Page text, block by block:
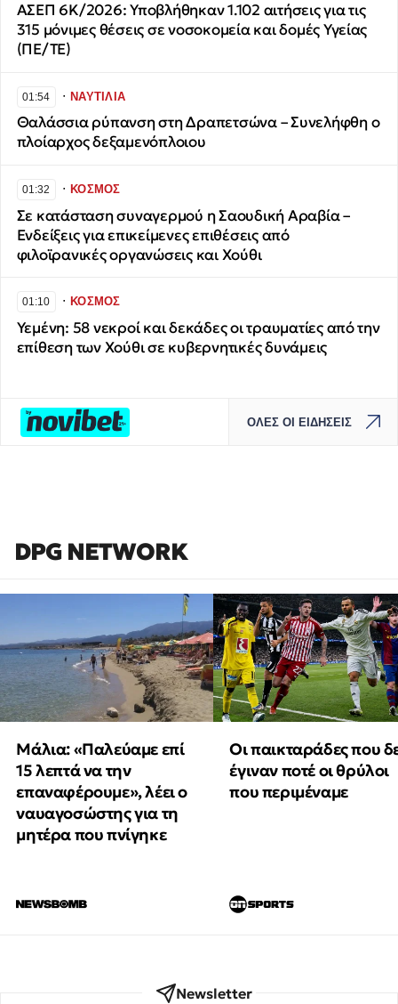
ΑΣΕΠ 6Κ/2026: Υποβλήθηκαν 1.102 αιτήσεις για τις
315 μόνιμες θέσεις σε νοσοκομεία και δομές Υγείας
(ΠΕ/ΤΕ)
01:54 ∙ΝΑΥΤΙΛΙΑ
Θαλάσσια ρύπανση στη Δραπετσώνα – Συνελήφθη ο
πλοίαρχος δεξαμενόπλοιου
01:32 ∙ΚΟΣΜΟΣ
Σε κατάσταση συναγερμού η Σαουδική Αραβία –
Ενδείξεις για επικείμενες επιθέσεις από
φιλοϊρανικές οργανώσεις και Χούθι
01:10 ∙ΚΟΣΜΟΣ
Υεμένη: 58 νεκροί και δεκάδες οι τραυματίες από την
επίθεση των Χούθι σε κυβερνητικές δυνάμεις
ΟΛΕΣ ΟΙ ΕΙΔΗΣΕΙΣ
DPG NETWORK
Μάλια: «Παλεύαμε επί
15 λεπτά να την
επαναφέρουμε», λέει ο
ναυαγοσώστης για τη
μητέρα που πνίγηκε
Οι παικταράδες που
έγιναν ποτέ οι θρύλοι
που περιμέναμε
Newsletter